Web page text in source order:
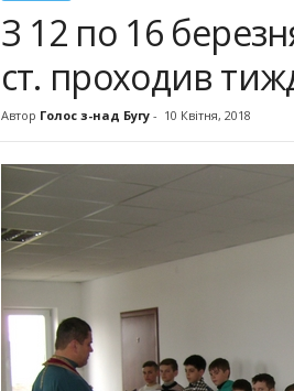
З 12 по 16
ст. проходив
Автор Голос з-над Бугу- 10 Квітня, 2018